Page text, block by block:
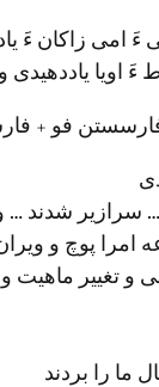
ءَ امی زاکان ءَ
ءَ اویا
فو +
شدند …
پوچ و
و تغییر ماهیت
ما را بردند